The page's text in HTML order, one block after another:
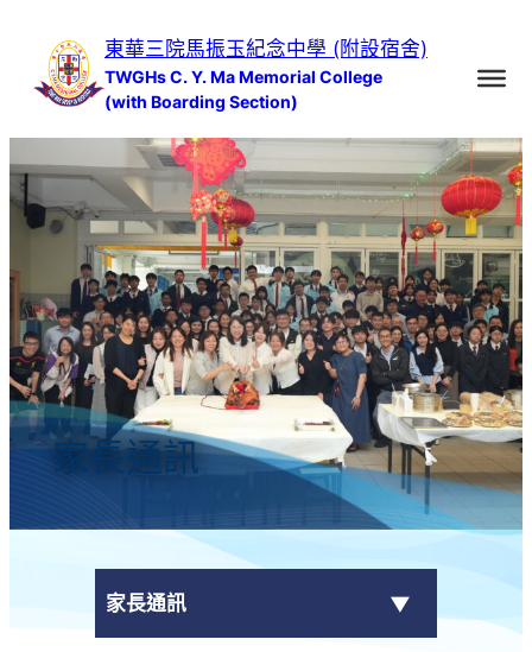
容
東華三院馬振玉紀念中學 (附設宿舍)
TWGHs C. Y. Ma Memorial College
(with Boarding Section)
家長通訊
家長通訊